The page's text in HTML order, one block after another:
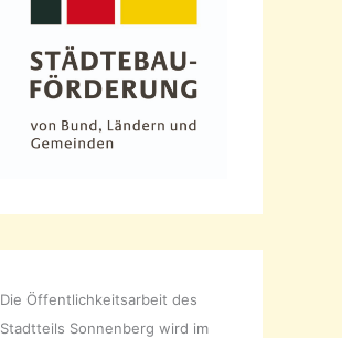
Die Öffentlichkeitsarbeit des
Stadtteils Sonnenberg wird im